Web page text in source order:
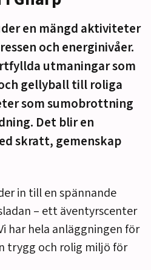
en mängd aktiviteter
och energinivåer.
utmaningar som
gellyball till roliga
som sumobrottning
Det blir en
skratt, gemenskap
in till en spännande
– ett äventyrscenter
har hela anläggningen för
trygg och rolig miljö för